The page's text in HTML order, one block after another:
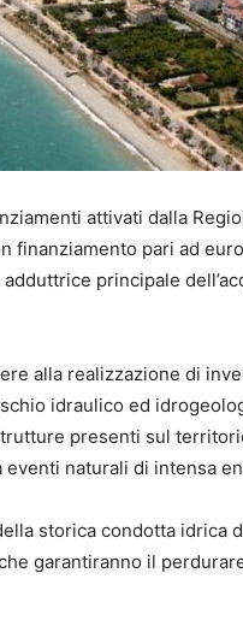
attivati dalla
pari ad
principale
alla realizzazione di
idraulico ed
presenti sul
naturali di intensa
storica condotta idrica
garantiranno il